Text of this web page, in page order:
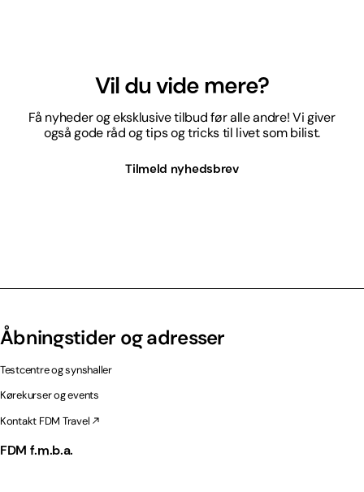
Vil du vide mere?
Få nyheder og eksklusive tilbud før alle andre! Vi giver
også gode råd og tips og tricks til livet som bilist.
Tilmeld nyhedsbrev
Åbningstider og adresser
Testcentre og synshaller
Kørekurser og events
Kontakt FDM Travel
FDM f.m.b.a.